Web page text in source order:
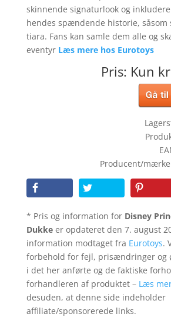
skinnende signaturlook og
hendes spændende historie, såsom
tiara. Fans kan samle dem alle og
eventyr Læs mere hos Eurotoys
Pris: Kun
Producent/
* Pris og information for Disney
Dukkeer opdateret den 7. august
information modtaget fra Eurotoys.
forbehold for fejl, prisændringer og
i det her anførte og de faktiske
forhandleren af produktet – Læs
desuden, at denne side indeholder
affiliate/sponsorerede links.